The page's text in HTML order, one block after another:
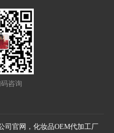
咨询
司官网，化妆品OEM代加工厂